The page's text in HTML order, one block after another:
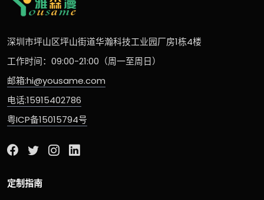
深圳市坪山区坪山街道华瀚科技工业园厂房1栋4楼
工作时间：09:00-21:00（周一至周日）
邮箱:hi@yousame.com
电话:15915402786
粤ICP备15015794号
定制指南